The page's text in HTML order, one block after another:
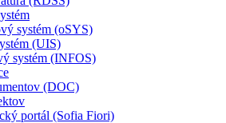
systém (oSYS)
(UIS)
systém (INFOS)
(DOC)
portál (Sofia Fiori)